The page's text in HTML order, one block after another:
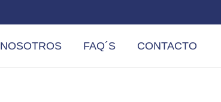
NOSOTROS FAQ´S CONTACTO